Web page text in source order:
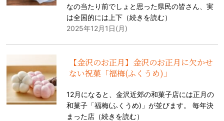
なの当たり前でしょと思った県民の皆さん、実
は全国的には上下（続きを読む）
2025年12月1日(月)
【金沢のお正月】金沢のお正月に欠かせ
ない祝菓「福梅(ふくうめ)」
12月になると、金沢近郊の和菓子店には正月の
和菓子「福梅(ふくうめ)」が並びます。 毎年決
まった店（続きを読む）